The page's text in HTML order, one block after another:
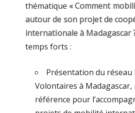
thématique « Comment
autour de son projet de
internationale à Madagascar
temps forts :
Présentation du réseau
Volontaires à Madagascar,
référence pour